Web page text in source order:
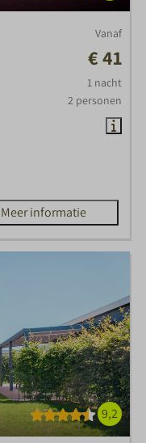
Vanaf
€ 41
1 nacht
2 personen
Meer informatie
9,2